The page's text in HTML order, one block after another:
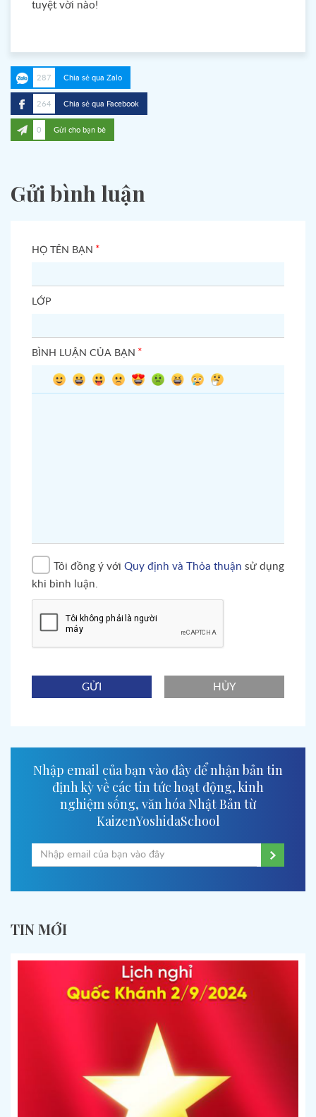
tuyệt vời nào!
287 Chia sẻ qua Zalo
264 Chia sẻ qua Facebook
0 Gửi cho bạn bè
Gửi bình luận
HỌ TÊN BẠN *
LỚP
BÌNH LUẬN CỦA BẠN *
Tôi đồng ý với Quy định và Thỏa thuận sử dụng
khi bình luận.
GỬI HỦY
Nhập email của bạn vào đây để nhận bản tin
định kỳ về các tin tức hoạt động, kinh
nghiệm sống, văn hóa Nhật Bản từ
KaizenYoshidaSchool
TIN MỚI